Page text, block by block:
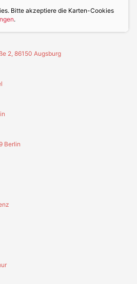
Bitte akzeptiere die Karten-Cookies
.
2, 86150 Augsburg
Berlin